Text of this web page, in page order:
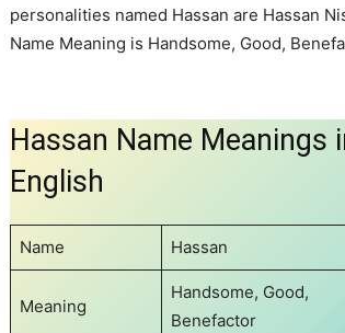
personalities named Hassan are Hassan
Name Meaning is Handsome, Good,
Hassan Name Meanings
English
Name Hassan
Meaning
Handsome, Good,
Benefactor